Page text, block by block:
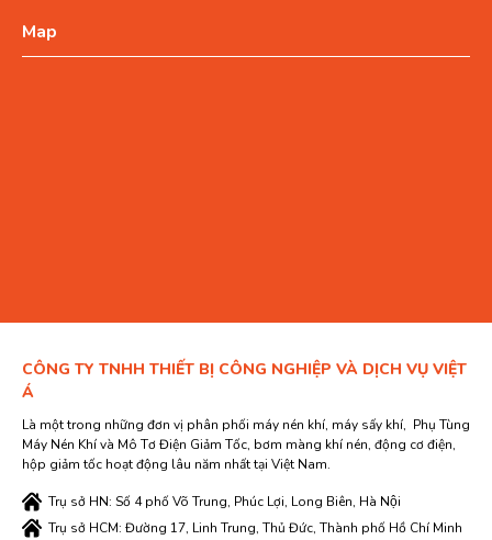
Map
CÔNG TY TNHH THIẾT BỊ CÔNG NGHIỆP VÀ DỊCH VỤ VIỆT
Á
Là một trong những đơn vị phân phối máy nén khí, máy sấy khí, Phụ Tùng
Máy Nén Khí và Mô Tơ Điện Giảm Tốc, bơm màng khí nén, động cơ điện,
hộp giảm tốc hoạt động lâu năm nhất tại Việt Nam.
Trụ sở HN: Số 4 phố Võ Trung, Phúc Lợi, Long Biên, Hà Nội
Trụ sở HCM: Đường 17, Linh Trung, Thủ Đức, Thành phố Hồ Chí Minh